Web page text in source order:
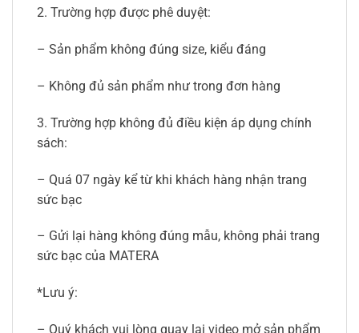
2. Trường hợp được phê duyệt:
– Sản phẩm không đúng size, kiểu đáng
– Không đủ sản phẩm như trong đơn hàng
3. Trường hợp không đủ điều kiện áp dụng chính
sách:
– Quá 07 ngày kể từ khi khách hàng nhận trang
sức bạc
– Gửi lại hàng không đúng mẫu, không phải trang
sức bạc của MATERA
*Lưu ý:
– Quý khách vui lòng quay lại video mở sản phẩm